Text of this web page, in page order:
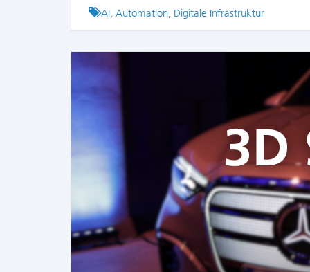
Tagged
AI, Automation, Digitale Infrastruktur